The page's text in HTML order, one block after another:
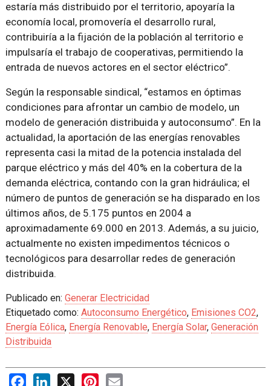
estaría más distribuido por el territorio, apoyaría la
economía local, promovería el desarrollo rural,
contribuiría a la fijación de la población al territorio e
impulsaría el trabajo de cooperativas, permitiendo la
entrada de nuevos actores en el sector eléctrico .
Según la responsable sindical, estamos en óptimas
condiciones para afrontar un cambio de modelo, un
modelo de generación distribuida y autoconsumo . En la
actualidad, la aportación de las energías renovables
representa casi la mitad de la potencia instalada del
parque eléctrico y más del 40% en la cobertura de la
demanda eléctrica, contando con la gran hidráulica; el
número de puntos de generación se ha disparado en los
últimos años, de 5.175 puntos en 2004 a
aproximadamente 69.000 en 2013. Además, a su juicio,
actualmente no existen impedimentos técnicos o
tecnológicos para desarrollar redes de generación
distribuida.
Publicado en: Generar Electricidad
Etiquetado como: Autoconsumo Energético, Emisiones CO2,
Energía Eólica, Energía Renovable, Energía Solar, Generación
Distribuida
FacebookLinkedIn
X PinterestEmail